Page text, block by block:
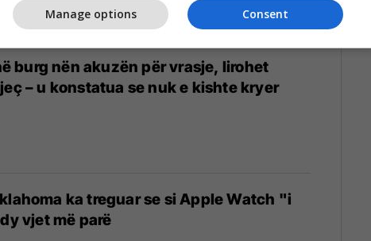
burg nën akuzën për vrasje, lirohet
– u konstatua se nuk e kishte kryer
ka treguar se si Apple Watch "i
vjet më parë
Consent
Manage options